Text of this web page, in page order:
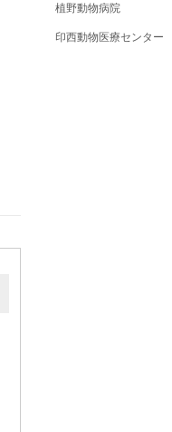
植野動物病院
印西動物医療センター